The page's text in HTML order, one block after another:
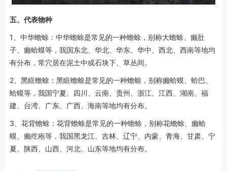
五、代表物种
1、中华蟾蜍：中华蟾蜍是常见的一种蟾蜍，别称大蟾蜍、癞肚
子、癞蛤蟆等，我国东北、华北、华东、华中、西北、西南等地均
有分布，常穴居在泥土中或石块下、草丛间。
2、黑眶蟾蜍：黑眶蟾蜍是常见的一种蟾蜍，别称癞蛤蟆、蛤巴、
蛤蟆等，我国宁夏、四川、云南、贵州、浙江、江西、湖南、福
建、台湾、广东、广西、海南等地均有分布。
3、花背蟾蜍：花背蟾蜍是常见的一种蟾蜍，别称花蟾蜍、癞蛤
蟆、癞疙疱等，我国黑龙江、吉林、辽宁、内蒙、青海、甘肃、宁
夏、陕西、山西、河北、山东等地均有分布。